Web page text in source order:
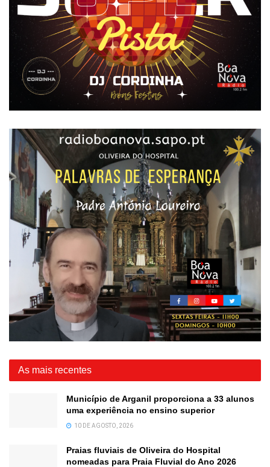
As mais recentes
Município de Arganil proporciona a 33 alunos
uma experiência no ensino superior
10 DE AGOSTO, 2026
Praias fluviais de Oliveira do Hospital
nomeadas para Praia Fluvial do Ano 2026